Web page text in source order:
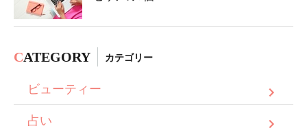
CATEGORY カテゴリー
ビューティー
占い